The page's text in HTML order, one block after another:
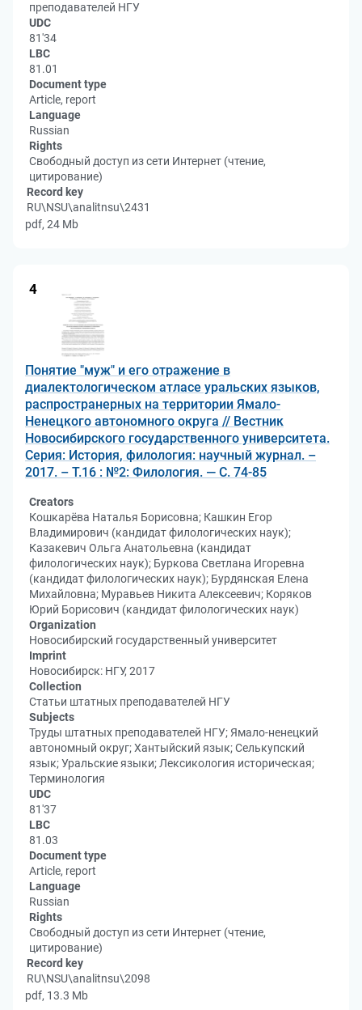
преподавателей НГУ
UDC
81'34
LBC
81.01
Document type
Article, report
Language
Russian
Rights
Свободный доступ из сети Интернет (чтение,
цитирование)
Record key
RU\NSU\analitnsu\2431
pdf, 24 Mb
4
Понятие "муж" и его отражение в
диалектологическом атласе уральских языков,
распространерных на территории Ямало-
Ненецкого автономного округа // Вестник
Новосибирского государственного университета.
Серия: История, филология: научный журнал. –
2017. – Т.16 : №2: Филология. — С. 74-85
Creators
Кошкарёва Наталья Борисовна; Кашкин Егор
Владимирович (кандидат филологических наук);
Казакевич Ольга Анатольевна (кандидат
филологических наук); Буркова Светлана Игоревна
(кандидат филологических наук); Бурдянская Елена
Михайловна; Муравьев Никита Алексеевич; Коряков
Юрий Борисович (кандидат филологических наук)
Organization
Новосибирский государственный университет
Imprint
Новосибирск: НГУ, 2017
Collection
Статьи штатных преподавателей НГУ
Subjects
Труды штатных преподавателей НГУ; Ямало-ненецкий
автономный округ; Хантыйский язык; Селькупский
язык; Уральские языки; Лексикология историческая;
Терминология
UDC
81'37
LBC
81.03
Document type
Article, report
Language
Russian
Rights
Свободный доступ из сети Интернет (чтение,
цитирование)
Record key
RU\NSU\analitnsu\2098
pdf, 13.3 Mb